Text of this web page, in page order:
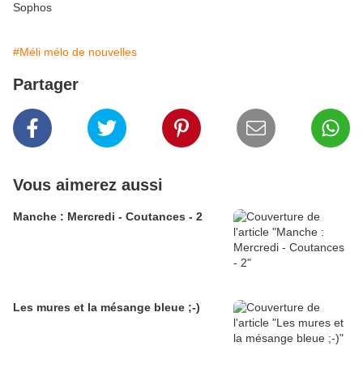
Sophos
#Méli mélo de nouvelles
Partager
Vous aimerez aussi
Manche : Mercredi - Coutances - 2
Les mures et la mésange bleue ;-)